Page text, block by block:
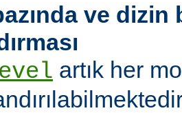
ve dizin
artık her